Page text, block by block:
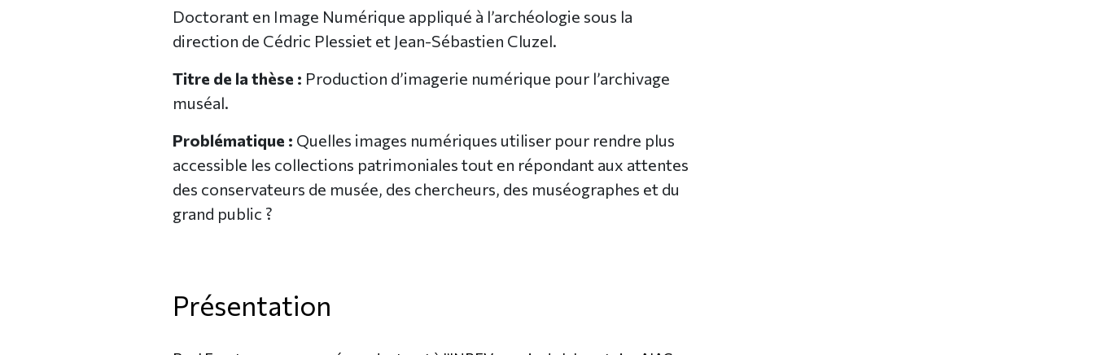
Doctorant en Image Numérique appliqué à l’archéologie sous la
direction de Cédric Plessiet et Jean-Sébastien Cluzel.
Titre de la thèse : Production d’imagerie numérique pour l’archivage
muséal.
Problématique : Quelles images numériques utiliser pour rendre plus
accessible les collections patrimoniales tout en répondant aux attentes
des conservateurs de musée, des chercheurs, des muséographes et du
grand public ?
Présentation